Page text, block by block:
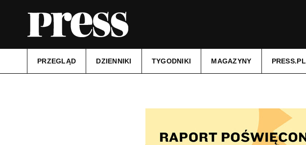
PRZEGLĄD DZIENNIKI TYGODNIKI MAGAZYNY PRESS.PL